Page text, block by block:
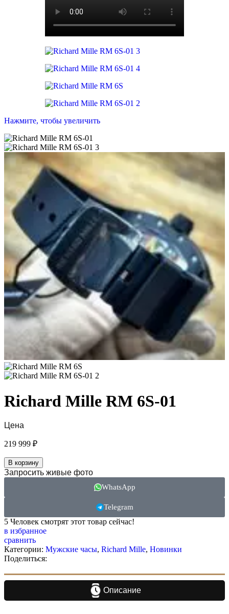
Нажмите, чтобы увеличить
Richard Mille RM 6S-01
Цена
219 999 ₽
В корзину
Запросить живые фото
WhatsApp
Telegram
5 Человек смотрят этот товар сейчас!
в избранное
сравнить
Категории: Мужские часы, Richard Mille, Новинки
Поделиться:
Описание